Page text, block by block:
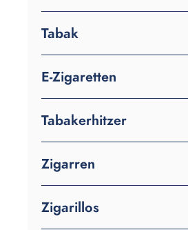
Tabak
E-Zigaretten
Tabakerhitzer
Zigarren
Zigarillos